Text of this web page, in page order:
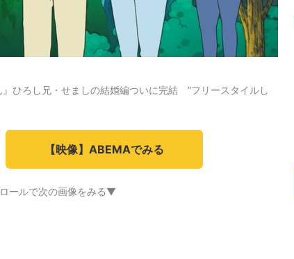
ひろし兄・せましの結婚編ついに完結 ”フリースタイルし
【映像】ABEMAでみる
ールで次の画像をみる▼